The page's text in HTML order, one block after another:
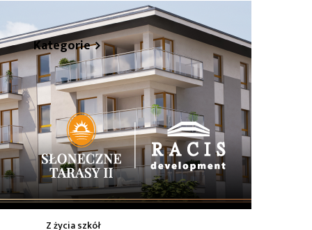
Kategorie
Z życia miasta
Sport
Kultura
Wiadomości z regionu
Z życia szkół